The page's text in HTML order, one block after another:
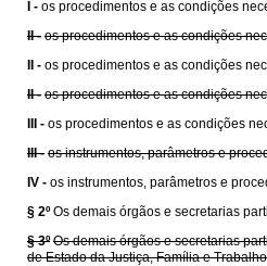
I - os procedimentos e as condições
II - os procedimentos e as condições
II - os procedimentos e as condições
II - os procedimentos e as condições
III - os procedimentos e as condições
III - os instrumentos, parâmetros e
IV - os instrumentos, parâmetros e
§ 2º Os demais órgãos e secretarias
§ 3º Os demais órgãos e secretarias
de Estado da Justiça, Família e